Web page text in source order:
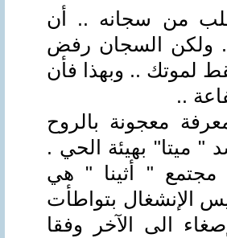
من سجانه .. أن
.. ولكن السجان رفض
.. وبهذا فأن
..
معجونة بالروح
" ميتا" بهيئة الحي .
مجتمع " أثينا " هي
الإنشغال بتواطأت
الى الآخر وفقا